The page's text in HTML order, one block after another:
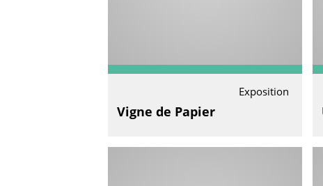
Exposition
Vigne de Papier